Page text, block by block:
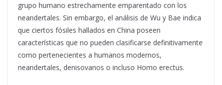
grupo humano estrechamente emparentado con los
neandertales. Sin embargo, el análisis de Wu y Bae indica
que ciertos fósiles hallados en China poseen
características que no pueden clasificarse definitivamente
como pertenecientes a humanos modernos,
neandertales, denisovanos o incluso Homo erectus.